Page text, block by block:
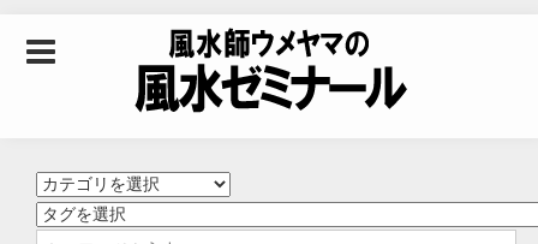
風水師ウメヤマの風